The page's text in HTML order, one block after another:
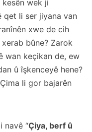
wek ji
qet li ser jiyana van
xwe de cih
bûne? Zarok
wan keçikan de, ew
û îşkenceyê hene?
li gor bajarên
navê “Çiya, berf û